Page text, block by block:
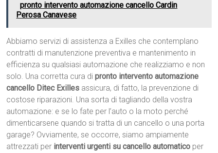
pronto intervento automazione cancello Cardin
Perosa Canavese
Abbiamo servizi di assistenza a Exilles che contemplano
contratti di manutenzione preventiva e mantenimento in
efficienza su qualsiasi automazione che realizziamo e non
solo. Una corretta cura dipronto intervento automazione
cancello Ditec Exilles assicura, di fatto, la prevenzione di
costose riparazioni. Una sorta di tagliando della vostra
automazione: e se lo fate per l’auto o la moto perché
dimenticarsene quando si tratta di un cancello o una porta
garage? Ovviamente, se occorre, siamo ampiamente
attrezzati per interventi urgenti su cancello automatico per